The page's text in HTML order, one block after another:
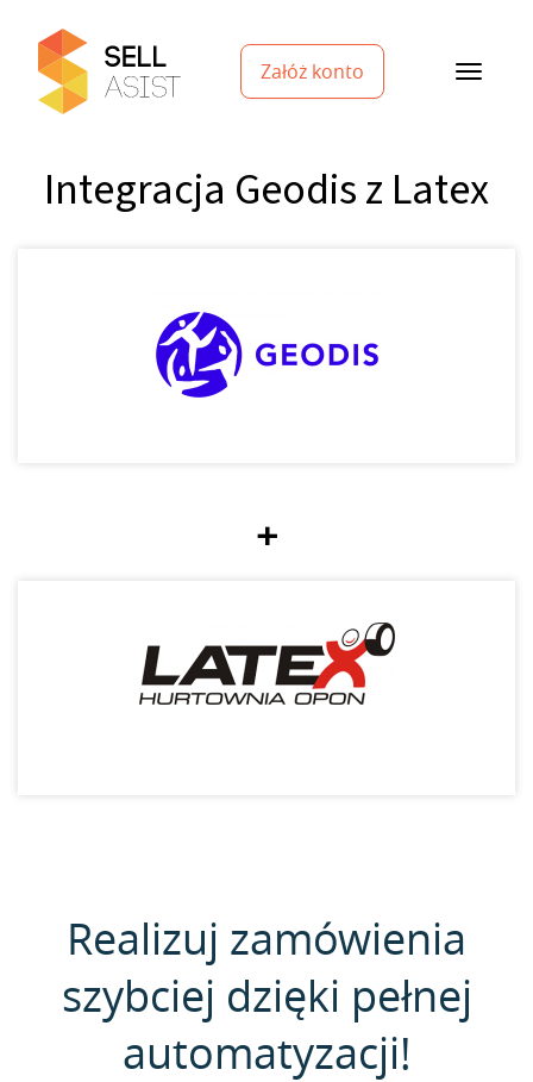
Załóż konto
Integracja Geodis z Latex
+
Realizuj zamówienia
szybciej dzięki pełnej
automatyzacji!